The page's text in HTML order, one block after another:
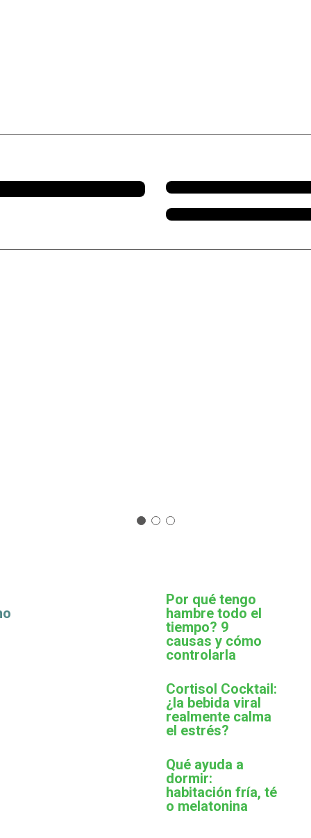
Por qué tengo
hambre todo el
tiempo? 9
causas y cómo
controlarla
Cortisol Cocktail:
¿la bebida viral
realmente calma
el estrés?
Qué ayuda a
dormir:
habitación fría, té
o melatonina